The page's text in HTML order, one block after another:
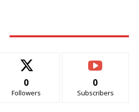
0
Followers
0
Subscribers